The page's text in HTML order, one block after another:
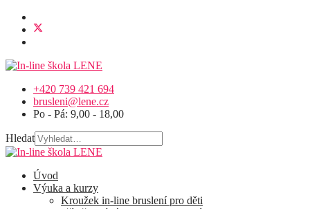
+420 739 421 694
brusleni@lene.cz
Po - Pá: 9,00 - 18,00
Hledat
Úvod
Výuka a kurzy
Kroužek in-line bruslení pro děti